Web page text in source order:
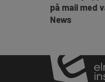
på mail med
News